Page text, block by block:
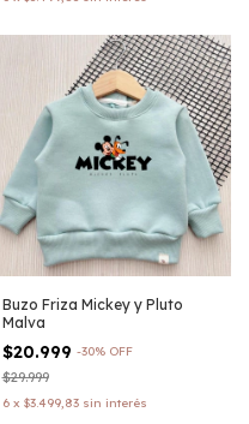
Buzo Friza Mickey y Pluto
Malva
$20.999 -30% OFF
$29.999
6 x $3.499,83 sin interés